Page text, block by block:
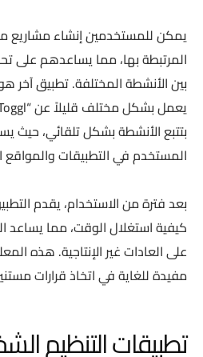
يمكن للمستخدمين إنشاء مشاريع
المرتبطة بها، مما يساعدهم على
بتتبع الأنشطة بشكل تلقائي، حيث
المستخدم في التطبيقات والمواقع
بعد فترة من الاستخدام، يقدم
كيفية استغلال الوقت، مما
على العادات غير الإنتاجية. هذه
مفيدة للغاية في اتخاذ قرارات
تطبيقات التنظيم